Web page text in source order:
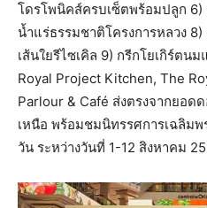
โดรโพนิคส์ครบเซ็ตพร้อมปลูก 6)
น้ำแร่ธรรมชาติโครงการหลวง
เส้นใยรีไซเคิล 9) กรีกโยเกิร์ตน
Royal Project Kitchen, The
Parlour & Café ส่งตรงจากยอด
เหนือ พร้อมชมนิทรรศการเฉลิมพ
วัน ระหว่างวันที่ 1-12 สิงหาคม